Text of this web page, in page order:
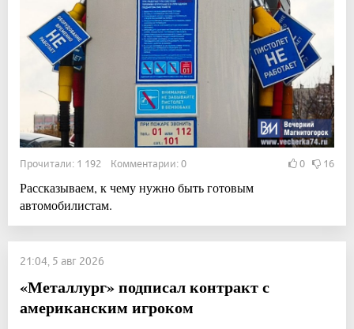
Прочитали: 1 192 Комментарии: 0 0 16
Рассказываем, к чему нужно быть готовым
автомобилистам.
21:04, 5 авг 2026
«Металлург» подписал контракт с
американским игроком